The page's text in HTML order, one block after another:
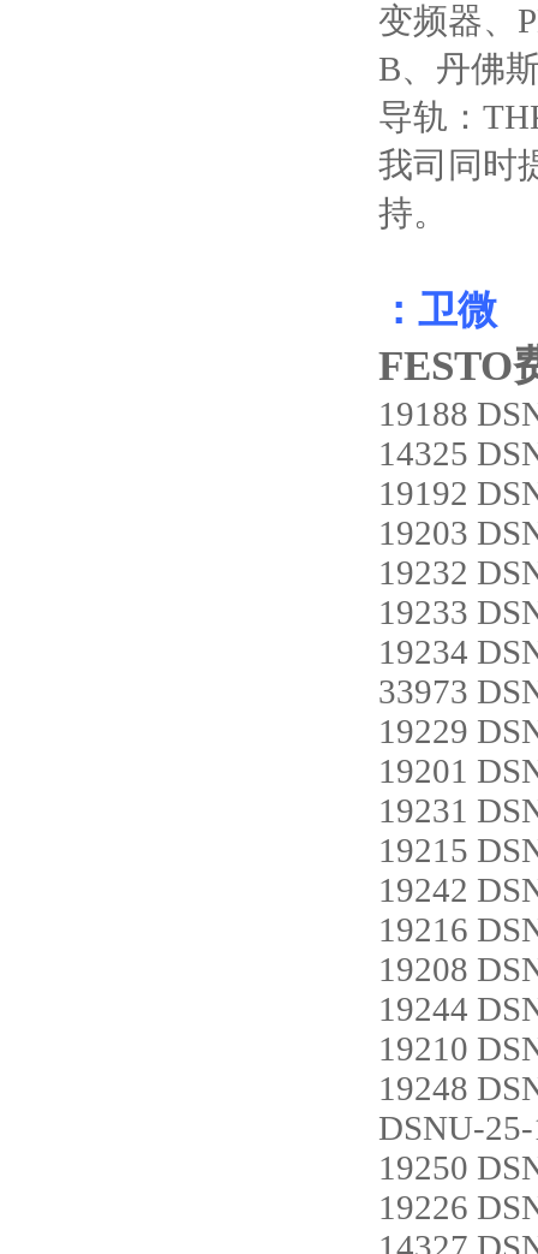
变频器、
B、丹佛
导轨：
我司同时
持。
：卫微
FESTO
19188
14325
19192
19203
19232
19233
19234
33973
19229
19201
19231
19215
19242
19216
19208
19244
19210
19248
DSNU-
19250
19226